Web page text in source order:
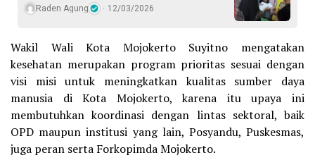
Raden Agung 12/03/2026
Wakil Wali Kota Mojokerto Suyitno mengatakan
kesehatan merupakan program prioritas sesuai dengan
visi misi untuk meningkatkan kualitas sumber daya
manusia di Kota Mojokerto, karena itu upaya ini
membutuhkan koordinasi dengan lintas sektoral, baik
OPD maupun institusi yang lain, Posyandu, Puskesmas,
juga peran serta Forkopimda Mojokerto.